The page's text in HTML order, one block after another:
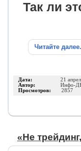
Так ли
Читайте
Дата: 21
Автор: Инфо-
Просмотров: 2857
«Не